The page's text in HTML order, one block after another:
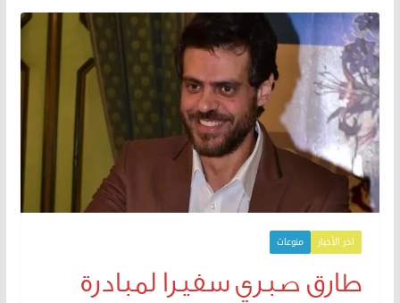
اخر الأخبار منوعات
طارق صبري سفيرا لمبادرة